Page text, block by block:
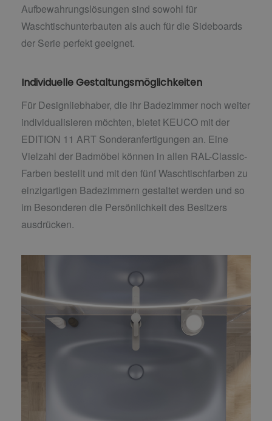
Aufbewahrungslösungen sind sowohl für
Waschtischunterbauten als auch für die Sideboards
der Serie perfekt geeignet.
Individuelle Gestaltungsmöglichkeiten
Für Designliebhaber, die ihr Badezimmer noch weiter
individualisieren möchten, bietet KEUCO mit der
EDITION 11 ART Sonderanfertigungen an. Eine
Vielzahl der Badmöbel können in allen RAL-Classic-
Farben bestellt und mit den fünf Waschtischfarben zu
einzigartigen Badezimmern gestaltet werden und so
im Besonderen die Persönlichkeit des Besitzers
ausdrücken.